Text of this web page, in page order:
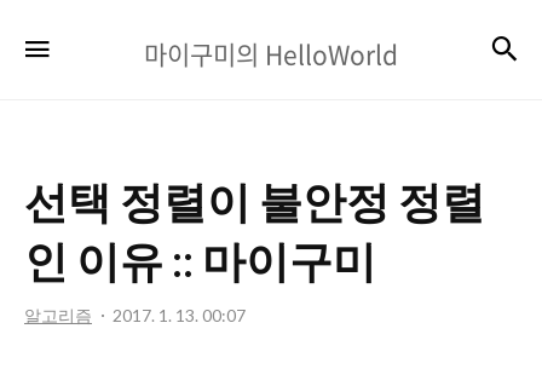
이
의
HelloWorld
마이구미의 HelloWorld
선택 정렬이 불안정 정렬
인 이유 :: 마이구미
알고리즘 2017. 1. 13. 00:07